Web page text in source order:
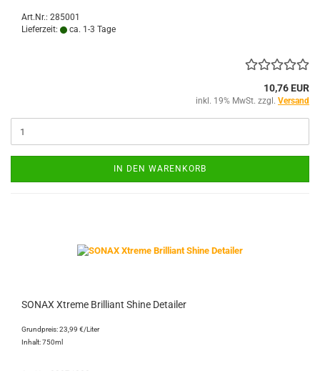
Art.Nr.: 285001
Lieferzeit:
ca. 1-3 Tage
10,76 EUR
inkl. 19% MwSt. zzgl. Versand
IN DEN WARENKORB
SONAX Xtreme Brilliant Shine Detailer
Grundpreis: 23,99 €/Liter
Inhalt: 750ml